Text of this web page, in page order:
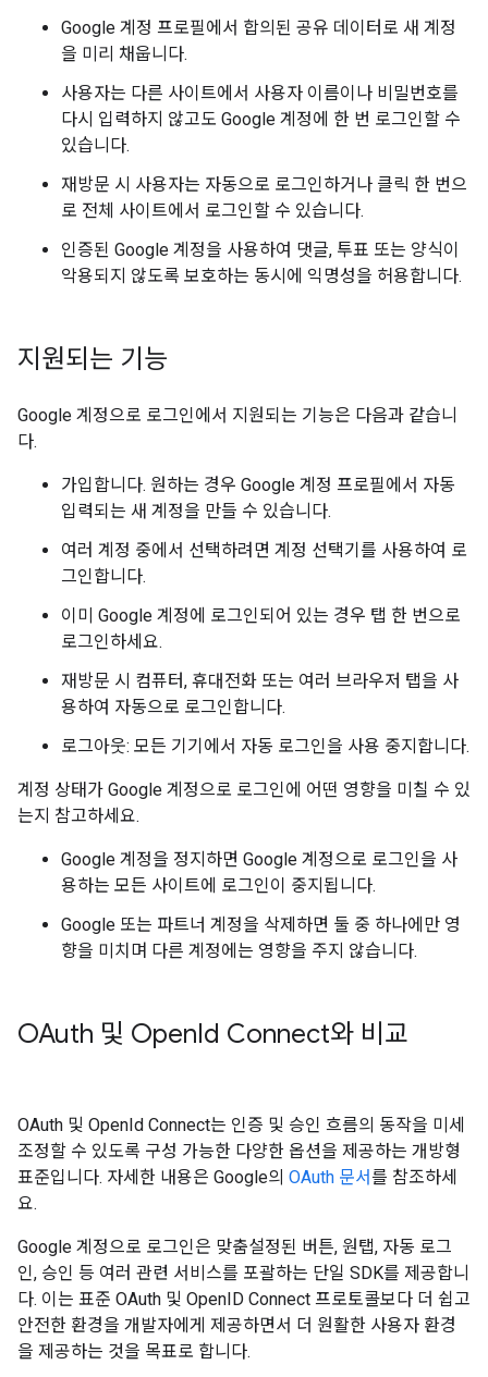
Google 계정 프로필에서 합의된 공유 데이터로 새 계정
을 미리 채웁니다.
사용자는 다른 사이트에서 사용자 이름이나 비밀번호를
다시 입력하지 않고도 Google 계정에 한 번 로그인할 수
있습니다.
재방문 시 사용자는 자동으로 로그인하거나 클릭 한 번으
로 전체 사이트에서 로그인할 수 있습니다.
인증된 Google 계정을 사용하여 댓글, 투표 또는 양식이
악용되지 않도록 보호하는 동시에 익명성을 허용합니다.
지원되는 기능
Google 계정으로 로그인에서 지원되는 기능은 다음과 같습니
다.
가입합니다. 원하는 경우 Google 계정 프로필에서 자동
입력되는 새 계정을 만들 수 있습니다.
여러 계정 중에서 선택하려면 계정 선택기를 사용하여 로
그인합니다.
이미 Google 계정에 로그인되어 있는 경우 탭 한 번으로
로그인하세요.
재방문 시 컴퓨터, 휴대전화 또는 여러 브라우저 탭을 사
용하여 자동으로 로그인합니다.
로그아웃: 모든 기기에서 자동 로그인을 사용 중지합니다.
계정 상태가 Google 계정으로 로그인에 어떤 영향을 미칠 수 있
는지 참고하세요.
Google 계정을 정지하면 Google 계정으로 로그인을 사
용하는 모든 사이트에 로그인이 중지됩니다.
Google 또는 파트너 계정을 삭제하면 둘 중 하나에만 영
향을 미치며 다른 계정에는 영향을 주지 않습니다.
OAuth 및 OpenId Connect와 비교
OAuth 및 OpenId Connect는 인증 및 승인 흐름의 동작을 미세
조정할 수 있도록 구성 가능한 다양한 옵션을 제공하는 개방형
표준입니다. 자세한 내용은 Google의 OAuth 문서를 참조하세
요.
Google 계정으로 로그인은 맞춤설정된 버튼, 원탭, 자동 로그
인, 승인 등 여러 관련 서비스를 포괄하는 단일 SDK를 제공합니
다. 이는 표준 OAuth 및 OpenID Connect 프로토콜보다 더 쉽고
안전한 환경을 개발자에게 제공하면서 더 원활한 사용자 환경
을 제공하는 것을 목표로 합니다.